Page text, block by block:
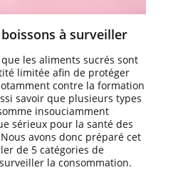
à surveiller
les aliments sucrés sont
limitée afin de protéger
contre la formation
savoir que plusieurs types
insouciamment
sérieux pour la santé des
avons donc préparé cet
de 5 catégories de
la consommation.